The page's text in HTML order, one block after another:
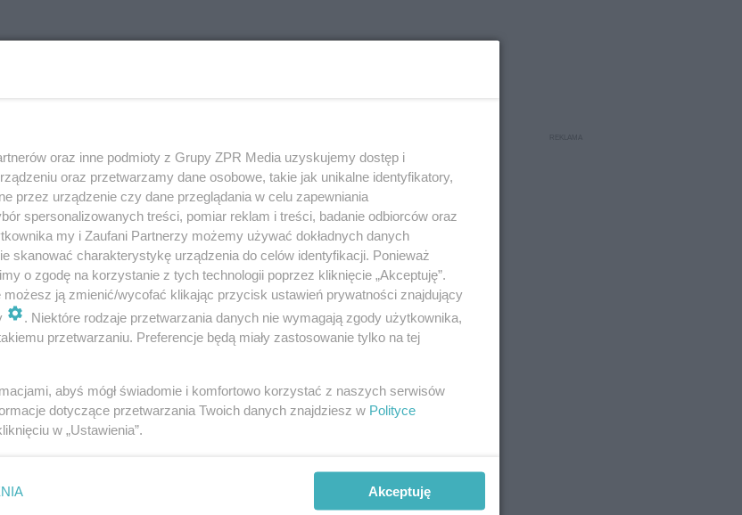
osoby zatrzymane [NOWE FAKTY]
oraz inne podmioty z Grupy ZPR Media uzyskujemy dostęp i
oraz przetwarzamy dane osobowe, takie jak unikalne identyfikatory,
przez urządzenie czy dane przeglądania w celu zapewniania
spersonalizowanych treści, pomiar reklam i treści, badanie odbiorców oraz
my i Zaufani Partnerzy możemy używać dokładnych danych
skanować charakterystykę urządzenia do celów identyfikacji. Ponieważ
o zgodę na korzystanie z tych technologii poprzez kliknięcie „Akceptuję”.
możesz ją zmienić/wycofać klikając przycisk ustawień prywatności znajdujący
. Niektóre rodzaje przetwarzania danych nie wymagają zgody użytkownika,
przetwarzaniu. Preferencje będą miały zastosowanie tylko na tej
abyś mógł świadomie i komfortowo korzystać z naszych serwisów
dotyczące przetwarzania Twoich danych znajdziesz w Polityce
w „Ustawienia”.
Akceptuję